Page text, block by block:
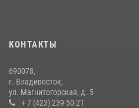
КОНТАКТЫ
690078,
г. Владивосток,
ул. Магнитогорская, д. 5
+ 7 (423) 239-50-21